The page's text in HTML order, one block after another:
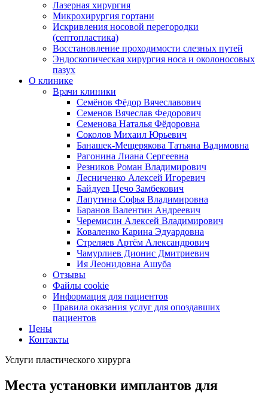
Лазерная хирургия
Микрохирургия гортани
Искривления носовой перегородки
(септопластика)
Восстановление проходимости слезных путей
Эндоскопическая хирургия носа и околоносовых
пазух
О клинике
Врачи клиники
Семёнов Фёдор Вячеславович
Семенов Вячеслав Федорович
Семенова Наталья Фёдоровна
Соколов Михаил Юрьевич
Банашек-Мещерякова Татьяна Вадимовна
Рагонина Лиана Сергеевна
Резников Роман Владимирович
Лесниченко Алексей Игоревич
Байдуев Цечо Замбекович
Лапутина Софья Владимировна
Баранов Валентин Андреевич
Черемисин Алексей Владимирович
Коваленко Карина Эдуардовна
Стреляев Артём Александрович
Чамурлиев Дионис Дмитриевич
Ия Леонидовна Ашуба
Отзывы
Файлы cookie
Информация для пациентов
Правила оказания услуг для опоздавших
пациентов
Цены
Контакты
Услуги пластического хирурга
Места установки имплантов для